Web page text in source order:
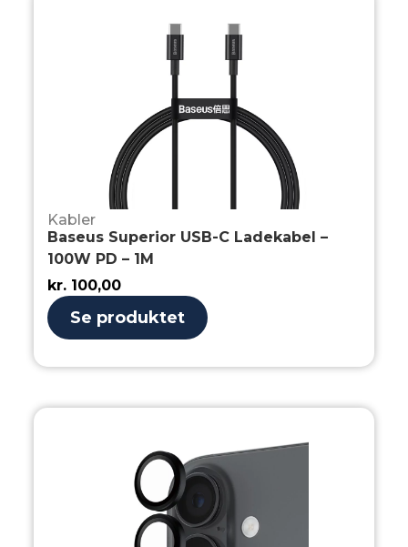
Kabler
Baseus Superior USB-C Ladekabel –
100W PD – 1M
kr. 100,00
Se produktet